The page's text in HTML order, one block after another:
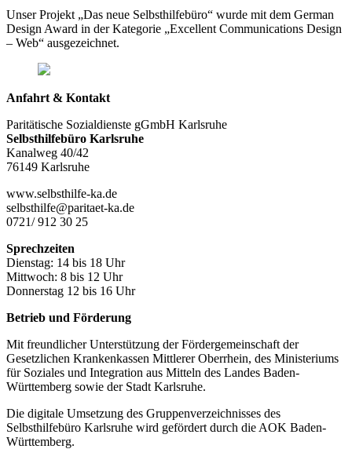
Unser Projekt „Das neue Selbsthilfebüro“ wurde mit dem German
Design Award in der Kategorie „Excellent Communications Design
– Web“ ausgezeichnet.
Anfahrt & Kontakt
Paritätische Sozialdienste gGmbH Karlsruhe
Selbsthilfebüro Karlsruhe
Kanalweg 40/42
76149 Karlsruhe
www.selbsthilfe-ka.de
selbsthilfe@paritaet-ka.de
0721/ 912 30 25
Sprechzeiten
Dienstag: 14 bis 18 Uhr
Mittwoch: 8 bis 12 Uhr
Donnerstag 12 bis 16 Uhr
Betrieb und Förderung
Mit freundlicher Unterstützung der Fördergemeinschaft der
Gesetzlichen Krankenkassen Mittlerer Oberrhein, des Ministeriums
für Soziales und Integration aus Mitteln des Landes Baden-
Württemberg sowie der Stadt Karlsruhe.
Die digitale Umsetzung des Gruppen­verzeichnisses des
Selbsthilfebüro Karlsruhe wird gefördert durch die AOK Baden-
Württemberg.